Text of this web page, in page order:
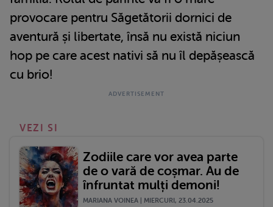
provocare pentru Săgetătorii dornici de
aventură și libertate, însă nu există niciun
hop pe care acest nativi să nu îl depășească
cu brio!
VEZI SI
Zodiile care vor avea parte
de o vară de coșmar. Au de
înfruntat mulți demoni!
MARIANA VOINEA | MIERCURI, 23.04.2025